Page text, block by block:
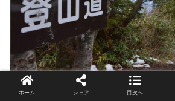
出発から3時間弱ぐらいで分岐の五地
ホーム シェア 目次へ